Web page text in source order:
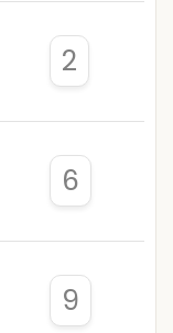
2
6
9